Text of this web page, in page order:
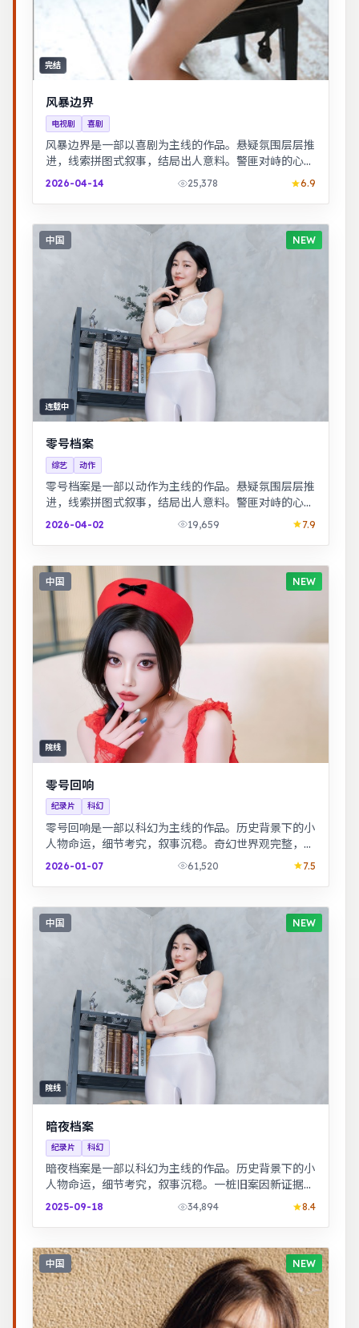
完结
风暴边界
电视剧 喜剧
风暴边界是一部以喜剧为主线的作品。悬疑氛围层层推
进，线索拼图式叙事，结局出人意料。警匪对峙的心理
战戏份突出，节奏紧凑，场面调度成熟。
2026-04-14 25,378 6.9
中国 NEW
连载中
零号档案
综艺 动作
零号档案是一部以动作为主线的作品。悬疑氛围层层推
进，线索拼图式叙事，结局出人意料。警匪对峙的心理
战戏份突出，节奏紧凑，场面调度成熟。
2026-04-02 19,659 7.9
中国 NEW
院线
零号回响
纪录片 科幻
零号回响是一部以科幻为主线的作品。历史背景下的小
人物命运，细节考究，叙事沉稳。奇幻世界观完整，伏
笔回收利落，适合系列化追看。
2026-01-07 61,520 7.5
中国 NEW
院线
暗夜档案
纪录片 科幻
暗夜档案是一部以科幻为主线的作品。历史背景下的小
人物命运，细节考究，叙事沉稳。一桩旧案因新证据重
启调查，真相远比表面更加残酷。
2025-09-18 34,894 8.4
中国 NEW